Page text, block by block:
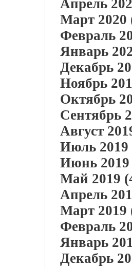
Апрель
Март 2020
Февраль
Январь
Декабрь
Ноябрь
Октябрь
Сентябрь
Август
Июль 2019
Июнь 2019
Май 2019
Апрель
Март 2019
Февраль
Январь
Декабрь